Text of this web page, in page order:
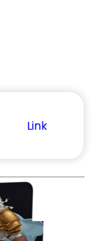
Link